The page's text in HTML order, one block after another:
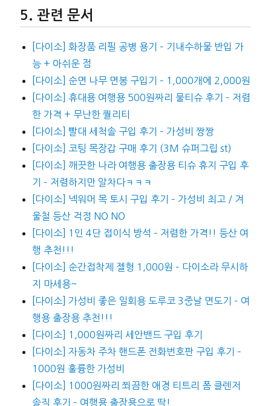
관련 문서
[다이소] 화장품 리필 공병 용기 – 기내수하물 반입 가
능 + 아쉬운 점
[다이소] 순면 나무 면봉 구입기 – 1,000개에 2,000원
[다이소] 휴대용 여행용 500원짜리 물티슈 후기 – 저렴
한 가격 + 무난한 퀄리티
[다이소] 빨대 세척솔 구입 후기 – 가성비 짱짱
[다이소] 코팅 목장갑 구매 후기 (3M 슈퍼그립 st)
[다이소] 깨끗한 나라 여행용 출장용 티슈 휴지 구입 후
기 – 저렴하지만 알차다ㅋㅋㅋ
[다이소] 넥워머 목 토시 구입 후기 – 가성비 최고 / 겨
울철 등산 걱정 NO NO
[다이소] 1인 4단 접이식 방석 – 저렴한 가격!! 등산 여
행 추천!!!
[다이소] 순간접착제 젤형 1,000원 – 다이소라 무시하
지 마세용~
[다이소] 가성비 좋은 일회용 도루코 3중날 면도기 – 여
행용 출장용 추천!!!
[다이소] 1,000원짜리 세안밴드 구입 후기
[다이소] 자동차 주차 핸드폰 전화번호판 구입 후기 –
1000원 훌륭한 가성비
[다이소] 1000원짜리 쬐끔한 애경 티트리 폼 클렌저
솔직 후기 – 여행용 출장용으로 딱!